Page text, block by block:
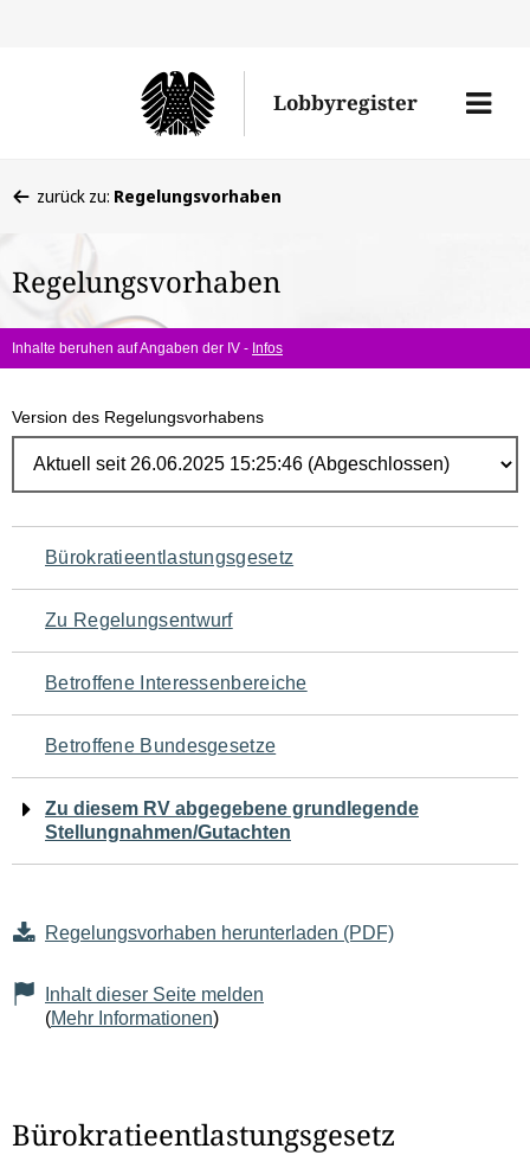
Lobbyregister
Menü
befinden
hier:
zurück zu: Regelungsvorhaben
Regelungsvorhaben
Inhalte beruhen auf Angaben der IV - Infos
Version des Regelungsvorhabens
Navigation
für
den
Seiteninhalt
Bürokratieentlastungsgesetz
Zu Regelungsentwurf
Betroffene Interessenbereiche
Betroffene Bundesgesetze
Zu diesem RV abgegebene grundlegende
Stellungnahmen/Gutachten
Regelungsvorhaben herunterladen (PDF)
Inhalt dieser Seite melden
(Mehr Informationen)
Bürokratieentlastungsgesetz